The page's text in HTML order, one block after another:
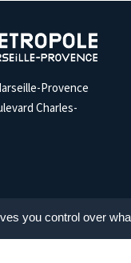
Provence
Charles-
you control over